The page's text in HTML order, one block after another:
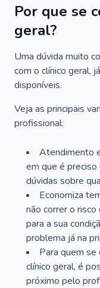
Por que se
geral?
Uma dúvida muito
com o clínico geral,
disponíveis.
Veja as principais
profissional:
Atendimento
em que é
dúvidas sobre
Economiza
não correr o
para a sua
problema já na
Para quem
clínico geral, é
próximo pelo